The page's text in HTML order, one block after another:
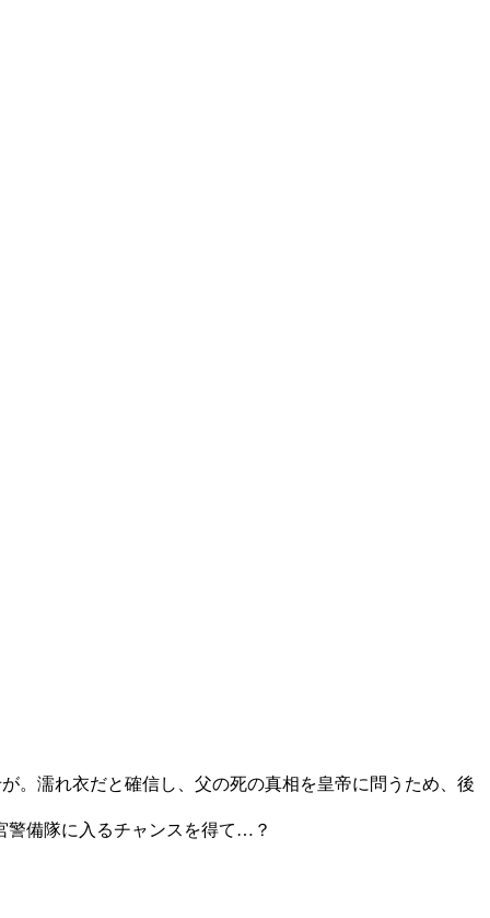
。濡れ衣だと確信し、父の死の真相を皇帝に問うため、後
警備隊に入るチャンスを得て…？